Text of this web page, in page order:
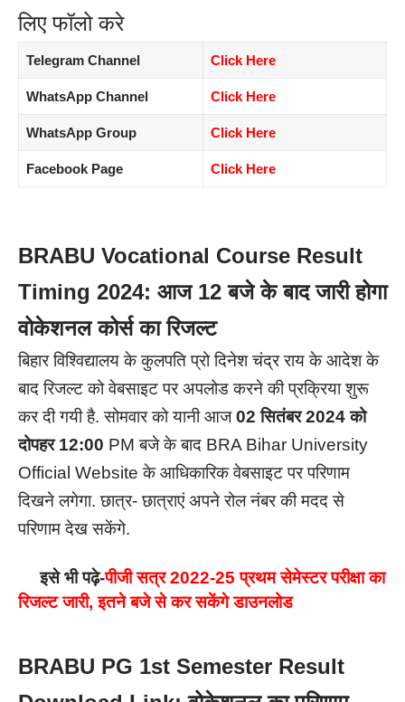
लिए फॉलो करे
Telegram Channel Click Here
WhatsApp Channel Click Here
WhatsApp Group Click Here
Facebook Page Click Here
BRABU Vocational Course Result
Timing 2024: आज 12 बजे के बाद जारी होगा
वोकेशनल कोर्स का रिजल्ट
बिहार विश्विद्यालय के कुलपति प्रो दिनेश चंद्र राय के आदेश के
बाद रिजल्ट को वेबसाइट पर अपलोड करने की प्रक्रिया शुरू
कर दी गयी है. सोमवार को यानी आज02 सितंबर 2024 को
दोपहर 12:00 PM बजे के बाद BRA Bihar University
Official Website के आधिकारिक वेबसाइट पर परिणाम
दिखने लगेगा. छात्र- छात्राएं अपने रोल नंबर की मदद से
परिणाम देख सकेंगे.
इसे भी पढ़े-पीजी सत्र 2022-25 प्रथम सेमेस्टर परीक्षा का
रिजल्ट जारी, इतने बजे से कर सकेंगे डाउनलोड
BRABU PG 1st Semester Result